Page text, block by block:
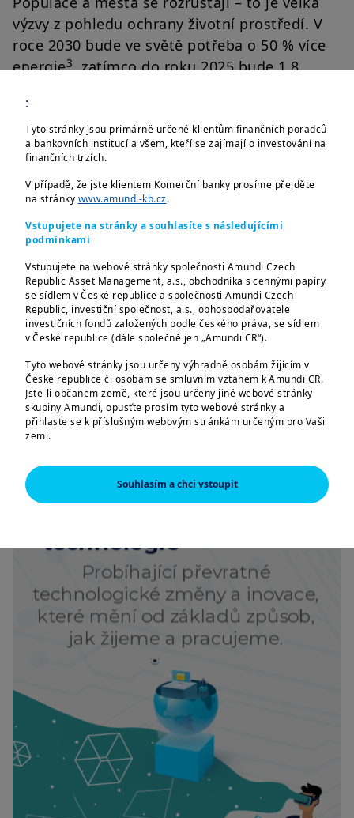
:
Tyto stránky jsou primárně určené klientům finančních poradců
a bankovních institucí a všem, kteří se zajímají o investování na
finančních trzích.
V případě, že jste klientem Komerční banky prosíme přejděte
na stránky www.amundi-kb.cz.
Vstupujete na stránky a souhlasíte s následujícími
podmínkami
Vstupujete na webové stránky společnosti Amundi Czech
Republic Asset Management, a.s., obchodníka s cennými papíry
se sídlem v České republice a společnosti Amundi Czech
Republic, investiční společnost, a.s., obhospodařovatele
investičních fondů založených podle českého práva, se sídlem
v České republice (dále společně jen „Amundi CR“).
Tyto webové stránky jsou určeny výhradně osobám žijícím v
České republice či osobám se smluvním vztahem k Amundi CR.
Jste-li občanem země, které jsou určeny jiné webové stránky
skupiny Amundi, opusťte prosím tyto webové stránky a
přihlaste se k příslušným webovým stránkám určeným pro Vaši
zemi.
Tyto webové stránky jsou určeny výhradně k poskytování
informací o společnostech Amundi CR a skupině Amundi a o
produktech schválených pro trh v České republice. Informace o
produktech jsou poskytovány pouze v obecné rovině, nebyl
může být vyhodnocen až na základě informací, které o sobě
poskytnete distributorovi daného produktu.
Informace zde uvedené nemusí být úplné, mohou se postupem
času měnit a Amundi CR je může bez upozornění kdykoliv
aktualizovat.
AMERICKÉ OSOBY
Informace obsažené na těchto stránkách nejsou určeny
státním příslušníkům či občanům Spojených států amerických,
resp. „americkým osobám“ tak, jak jsou definovány v „nařízení
S“ (Regulation S) Komise pro cenné papíry a burzy podle
amerického zákona o cenných papírech (Securities Act) z roku
1933, což se vztahuje zejména na všechny fyzické osoby žijící
ve Spojených státech amerických a jakékoliv partnerství nebo
obchodní společnost založenou nebo zapsanou podle
amerických právních předpisů. Jste-li „americkou osobou“,
nejste oprávněni na tyto webové stránky vstupovat.
Souhlasím a chci vstoupit
výzvy z pohledu ochrany životní prostředí. V
roce 2030 bude ve světě potřeba o 50 % více
energie3, zatímco do roku 2025 bude 1,8
nedostatkem vody.
otevírají příležitosti pro společnosti, které
dnes vyvíjejí řešení pro ekologické problémy
Firmy z toho těží například v následujících
oblastech:
Zásobování vodou a technologie
Udržitelné zemědělství
Megatrend č. 3 -
Převratné
technologie